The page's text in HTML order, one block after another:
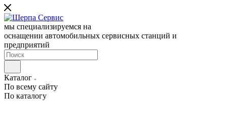
мы специализируемся на
оснащении автомобильных сервисных станций и
предприятий
Каталог
По всему сайту
По каталогу